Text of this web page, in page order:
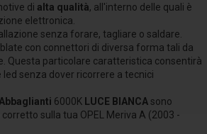
di alta qualità, all'interno delle quali è
elettronica.
senza forare, tagliare o saldare.
con connettori di diversa forma tali da
Questa particolare caratteristica consentirà
senza dover ricorrere a tecnici
6000K LUCE BIANCA sono
sulla tua OPEL Meriva A (2003 -